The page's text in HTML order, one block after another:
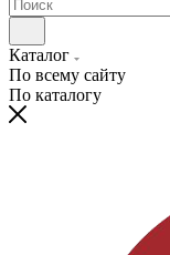
Каталог
По всему сайту
По каталогу